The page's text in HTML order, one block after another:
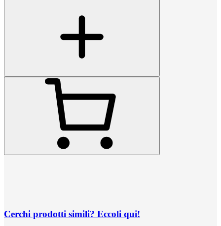
Cerchi prodotti simili? Eccoli qui!